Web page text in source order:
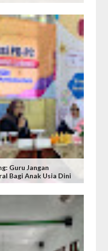
Guru Jangan
Bagi Anak Usia Dini